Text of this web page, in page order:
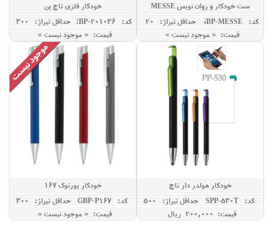
ست خودکار و روان نویس MESSE
کد: GBP-MESSE
حداقل تيراژ: 20
قیمت: « موجود نیست »
خودکار فلزی تاچ پن
کد: RBP-201036
حداقل تيراژ: 300
قیمت: « موجود نیست »
خودکار هولدر دار تاچ
کد: SPP-530T
حداقل تيراژ: 500
قیمت: 200,000 ريال
خودکار پورتوک 167
کد: GBP-P167
حداقل تيراژ: 300
قیمت: « موجود نیست »